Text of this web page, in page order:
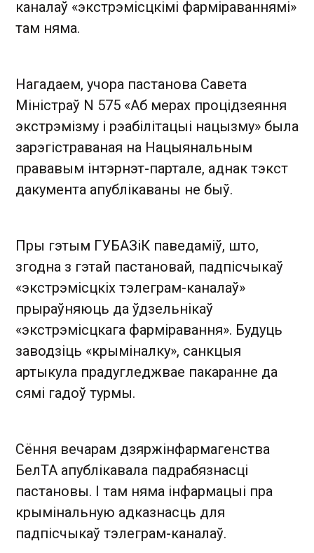
каналаў «экстрэмісцкімі фарміраваннямі»
там няма.
Нагадаем, учора пастанова Савета
Міністраў N 575 «Аб мерах процідзеяння
экстрэмізму і рэабілітацыі нацызму» была
зарэгістраваная на Нацыянальным
прававым інтэрнэт-партале, аднак тэкст
дакумента апублікаваны не быў.
Пры гэтым ГУБАЗіК паведаміў, што,
згодна з гэтай пастановай, падпісчыкаў
«экстрэмісцкіх тэлеграм-каналаў»
прыраўняюць да ўдзельнікаў
«экстрэмісцкага фарміравання». Будуць
заводзіць «крыміналку», санкцыя
артыкула прадугледжвае пакаранне да
сямі гадоў турмы.
Сёння вечарам дзяржінфармагенства
БелТА апублікавала падрабязнасці
пастановы. І там няма інфармацыі пра
крымінальную адказнасць для
падпісчыкаў тэлеграм-каналаў.